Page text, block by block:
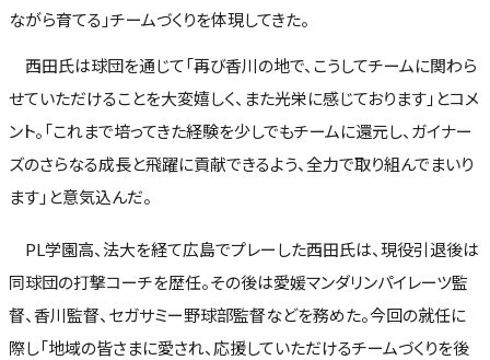
ながら育てる」チームづくりを体現してきた。
西田氏は球団を通じて「再び香川の地で、こうしてチームに関わら
せていただけることを大変嬉しく、また光栄に感じております」とコメ
ント。「これまで培ってきた経験を少しでもチームに還元し、ガイナー
ズのさらなる成長と飛躍に貢献できるよう、全力で取り組んでまいり
ます」と意気込んだ。
PL学園高、法大を経て広島でプレーした西田氏は、現役引退後は
同球団の打撃コーチを歴任。その後は愛媛マンダリンパイレーツ監
督、香川監督、セガサミー野球部監督などを務めた。今回の就任に
際し「地域の皆さまに愛され、応援していただけるチームづくりを後